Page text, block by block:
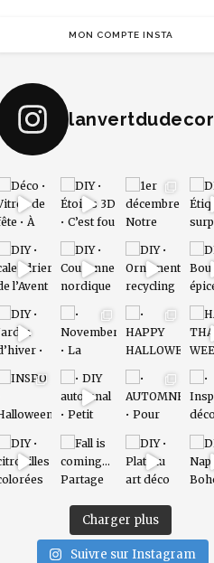
MON COMPTE INSTA
lanvertdudecor
Charger plus
Suivre sur Instagram